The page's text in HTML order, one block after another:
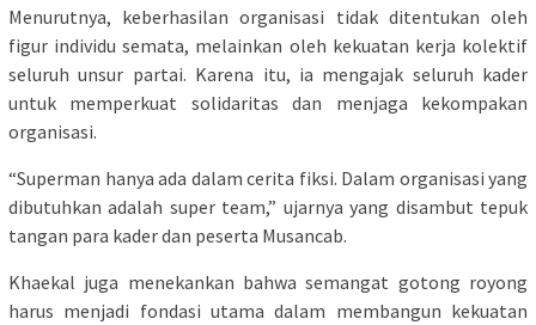
Menurutnya, keberhasilan organisasi tidak ditentukan oleh
figur individu semata, melainkan oleh kekuatan kerja kolektif
seluruh unsur partai. Karena itu, ia mengajak seluruh kader
untuk memperkuat solidaritas dan menjaga kekompakan
organisasi.
“Superman hanya ada dalam cerita fiksi. Dalam organisasi yang
dibutuhkan adalah super team,” ujarnya yang disambut tepuk
tangan para kader dan peserta Musancab.
Khaekal juga menekankan bahwa semangat gotong royong
harus menjadi fondasi utama dalam membangun kekuatan